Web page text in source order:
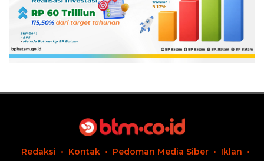
Redaksi Kontak Pedoman Media Siber
Iklan